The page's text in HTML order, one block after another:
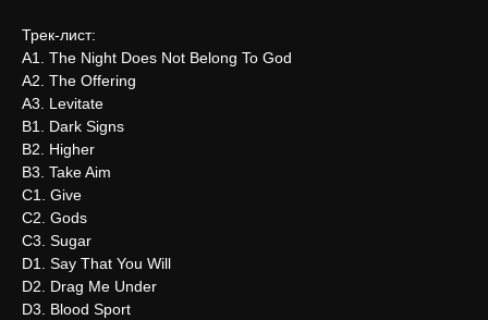
Трек-лист:
A1. The Night Does Not Belong To God
A2. The Offering
A3. Levitate
B1. Dark Signs
B2. Higher
B3. Take Aim
C1. Give
C2. Gods
C3. Sugar
D1. Say That You Will
D2. Drag Me Under
D3. Blood Sport